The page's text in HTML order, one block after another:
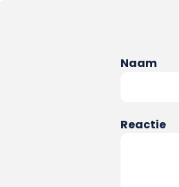
Naam
Reactie